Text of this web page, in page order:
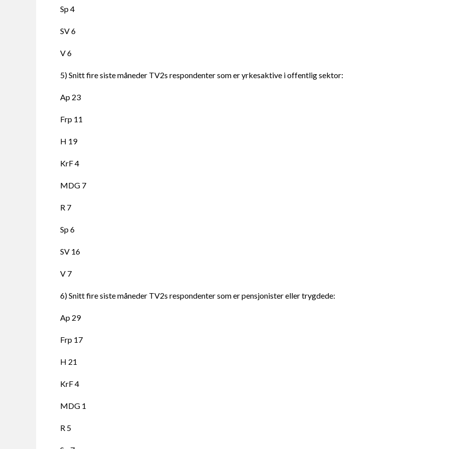
Sp 4
SV 6
V 6
5) Snitt fire siste måneder TV2s respondenter som er yrkesaktive i offentlig sektor:
Ap 23
Frp 11
H 19
KrF 4
MDG 7
R 7
Sp 6
SV 16
V 7
6) Snitt fire siste måneder TV2s respondenter som er pensjonister eller trygdede:
Ap 29
Frp 17
H 21
KrF 4
MDG 1
R 5